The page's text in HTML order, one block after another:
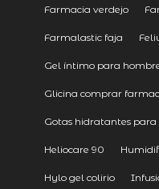
Farmacia verdejo
Farmalastic faja
Gel íntimo para
Glicina comprar
Gotas hidratantes para
Heliocare 90
Hylo gel colirio